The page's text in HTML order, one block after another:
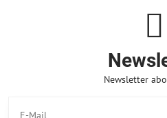
Newsletter